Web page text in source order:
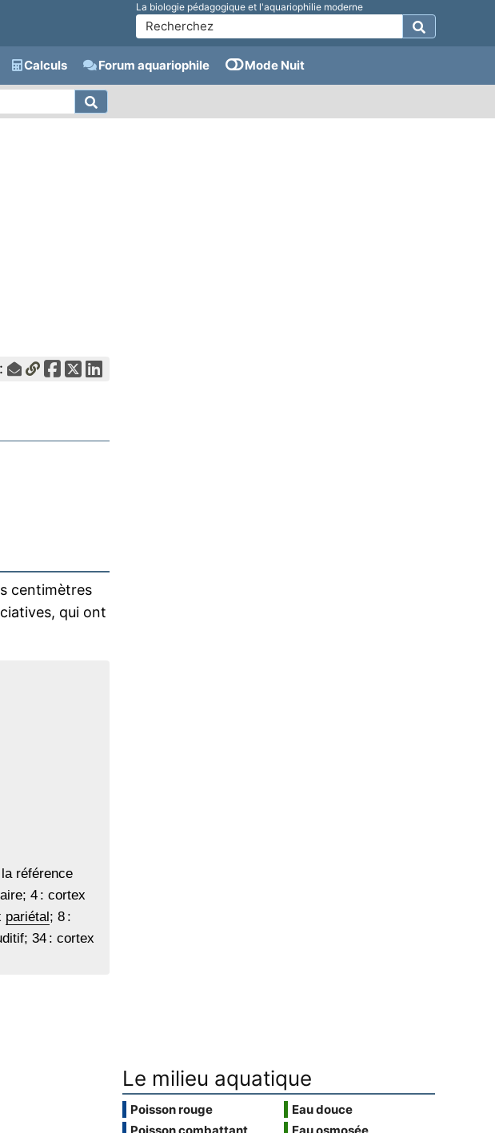
La biologie pédagogique et l'aquariophilie moderne
Calculs Forum aquariophile Mode Nuit
:
centimètres
qui ont
référence
4 : cortex
pariétal ; 8 :
34 : cortex
Le milieu aquatique
Poisson rouge
Eau douce